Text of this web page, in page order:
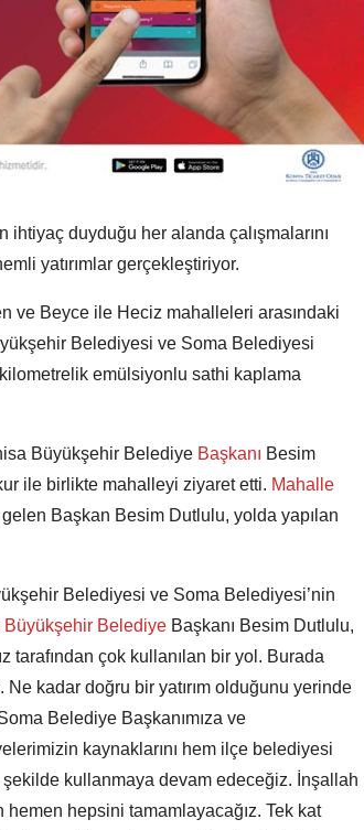
duyduğu her alanda çalışmalarını
yatırımlar gerçekleştiriyor.
ve Beyce ile Heciz mahalleleri arasındaki
Belediyesi ve Soma Belediyesi
emülsiyonlu sathi kaplama
Büyükşehir Belediye Başkanı Besim
ile birlikte mahalleyi ziyaret etti. Mahalle
Başkan Besim Dutlulu, yolda yapılan
Belediyesi ve Soma Belediyesi’nin
Büyükşehir Belediye Başkanı Besim Dutlulu,
tarafından çok kullanılan bir yol. Burada
Ne kadar doğru bir yatırım olduğunu yerinde
Belediye Başkanımıza ve
kaynaklarını hem ilçe belediyesi
kullanmaya devam edeceğiz. İnşallah
hepsini tamamlayacağız. Tek kat